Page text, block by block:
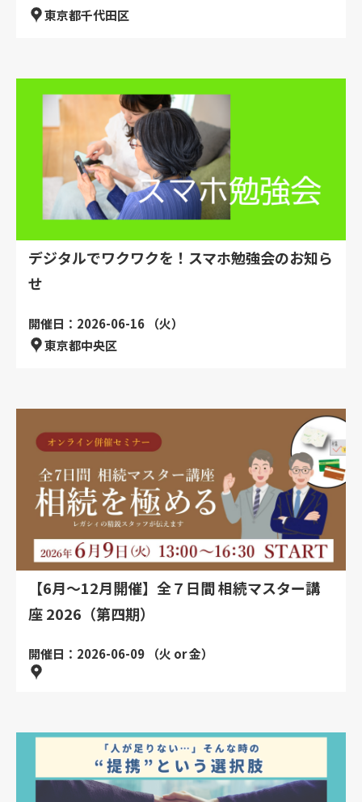
東京都千代田区
デジタルでワクワクを！スマホ勉強会のお知ら
せ
開催日：2026-06-16 （火）
東京都中央区
【6月～12月開催】全７日間 相続マスター講
座 2026（第四期）
開催日：2026-06-09 （火 or 金）